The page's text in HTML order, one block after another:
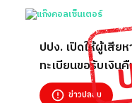
ปปง. เปิดให้ผู้เสีย
ทะเบียนขอรับเงิ
braeking_new1
ข่าวปลอม